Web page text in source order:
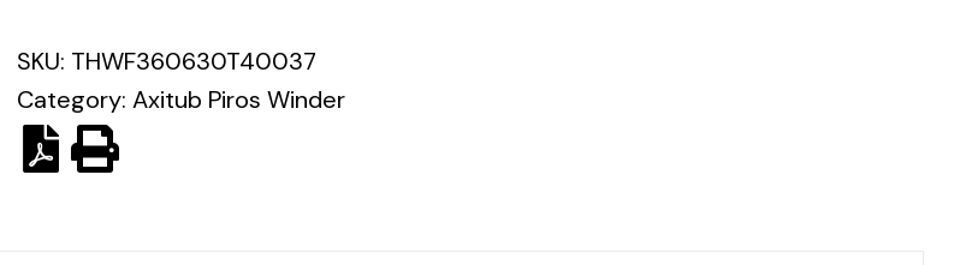
SKU: THWF360630T40037
Category: Axitub Piros Winder